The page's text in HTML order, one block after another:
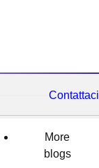
Contattaci
More
blogs